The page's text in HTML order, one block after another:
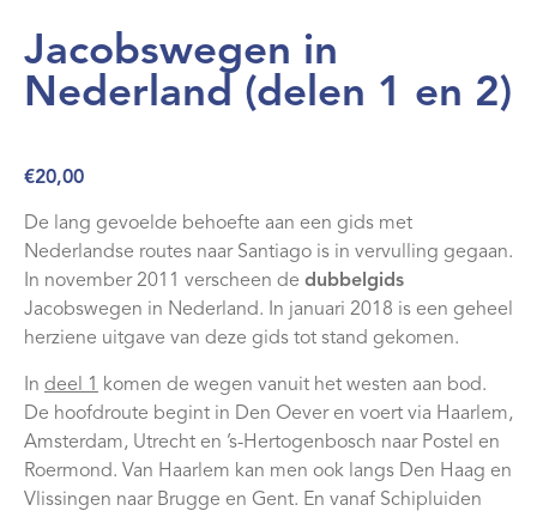
Contact
Jacobswegen in
Nederland (delen 1 en 2)
€20,00
De lang gevoelde behoefte aan een gids met
Nederlandse routes naar Santiago is in vervulling gegaan.
In november 2011 verscheen de dubbelgids
Jacobswegen in Nederland. In januari 2018 is een geheel
herziene uitgave van deze gids tot stand gekomen.
In deel 1
komen de wegen vanuit het westen aan bod.
De hoofdroute begint in Den Oever en voert via Haarlem,
Amsterdam, Utrecht en ’s-Hertogenbosch naar Postel en
Roermond. Van Haarlem kan men ook langs Den Haag en
Vlissingen naar Brugge en Gent. En vanaf Schipluiden